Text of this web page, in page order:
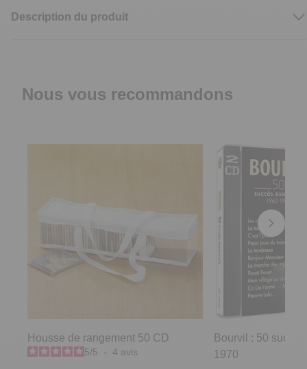
Description du produit
Nous vous recommandons
Housse de rangement 50 CD
5/5 - 4 avis
Bourvil : 50
1970